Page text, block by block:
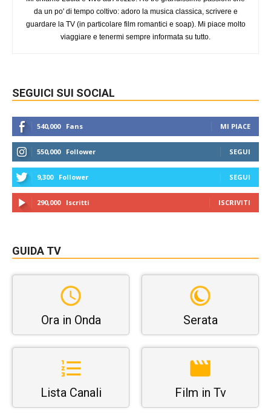
da un po' di tempo coltivo: adoro la musica classica, scrivere e
guardare la TV (in particolare film romantici e soap). Mi piace molto
viaggiare e tenermi sempre informata su tutto.
SEGUICI SUI SOCIAL
540,000 Fans MI PIACE
550,000 Follower SEGUI
9,300 Follower SEGUI
290,000 Iscritti ISCRIVITI
GUIDA TV
Ora in Onda Serata
Lista Canali Film in Tv